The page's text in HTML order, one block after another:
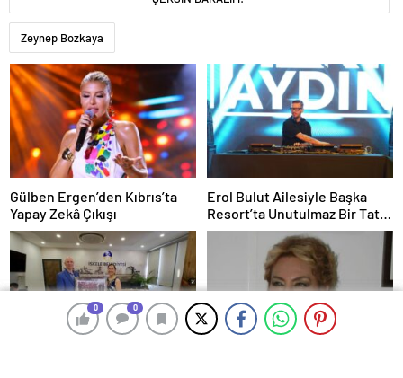
0 0
0 0
Zeynep Bozkaya
Gülben Ergen’den Kıbrıs’ta
Yapay Zekâ Çıkışı
Erol Bulut Ailesiyle Başka
Resort’ta Unutulmaz Bir Tatil
Yaşadı